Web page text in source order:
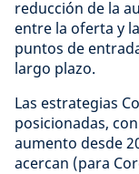
reducción de la
entre la oferta y
puntos de
largo plazo.
Las estrategias
posicionadas,
aumento desde
acercan (para